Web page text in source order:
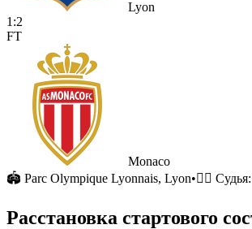
Lyon
1 :2
FT
Monaco
🏟 Parc Olympique Lyonnais, Lyon•🧑‍⚖️ Судья:
Расстановка стартового